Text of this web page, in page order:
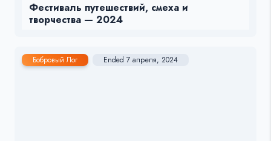
Фестиваль путешествий, смеха и
творчества — 2024
Бобровый Лог Ended 7 апреля, 2024